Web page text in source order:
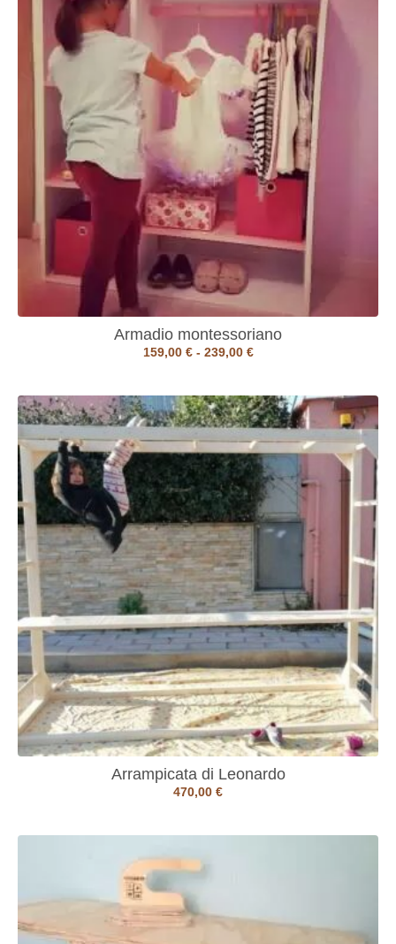
Armadio montessoriano
159,00 € - 239,00 €
Arrampicata di Leonardo
470,00 €